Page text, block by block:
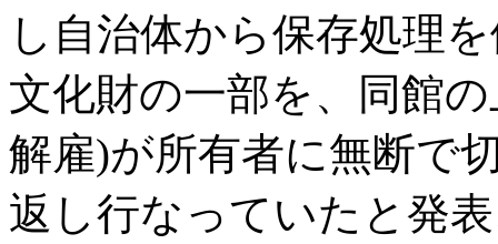
し自治体から保存処理
文化財の一部を、同館
解雇)が所有者に無断で
返し行なっていたと発